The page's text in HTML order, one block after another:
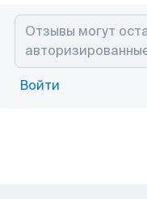
Войти